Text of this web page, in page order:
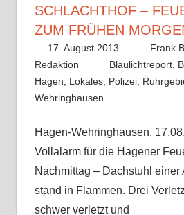
CHLACHTHOF –
UM FRÜHEN
17. August 2013
Frank
Redaktion
Blaulichtreport
Hagen
Lokales, Polizei,
Wehringhausen
Hagen-Wehringhausen,
Vollalarm für die Hagener
Nachmittag – Dachstuhl einer
stand in Flammen. Drei
schwer verletzt und